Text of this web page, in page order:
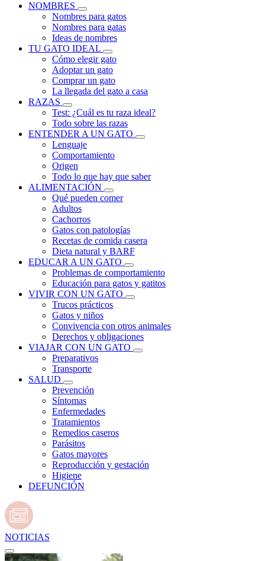
NOMBRES
Nombres para gatos
Nombres para gatas
Ideas de nombres
TU GATO IDEAL
Cómo elegir gato
Adoptar un gato
Comprar un gato
La llegada del gato a casa
RAZAS
Test: ¿Cuál es tu raza ideal?
Todo sobre las razas
ENTENDER A UN GATO
Lenguaje
Comportamiento
Origen
Todo lo que hay que saber
ALIMENTACIÓN
Qué pueden comer
Adultos
Cachorros
Gatos con patologías
Recetas de comida casera
Dieta natural y BARF
EDUCAR A UN GATO
Problemas de comportamiento
Educación para gatos y gatitos
VIVIR CON UN GATO
Trucos prácticos
Gatos y niños
Convivencia con otros animales
Derechos y obligaciones
VIAJAR CON UN GATO
Preparativos
Transporte
SALUD
Prevención
Síntomas
Enfermedades
Tratamientos
Remedios caseros
Parásitos
Gatos mayores
Reproducción y gestación
Higiene
DEFUNCIÓN
NOTICIAS